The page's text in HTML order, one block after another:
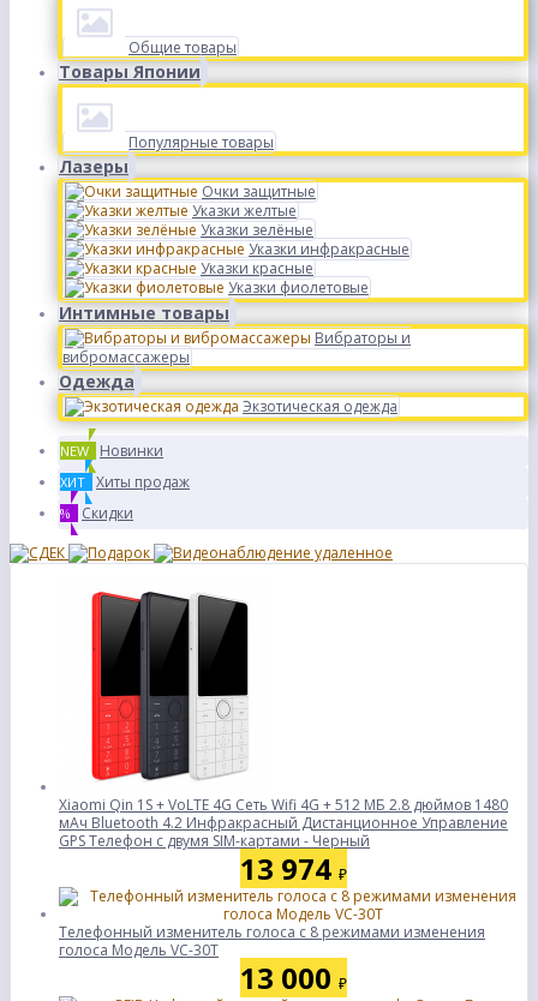
Общие товары
Товары Японии
Популярные товары
Лазеры
Очки защитные
Указки желтые
Указки зелёные
Указки инфракрасные
Указки красные
Указки фиолетовые
Интимные товары
Вибраторы и
вибромассажеры
Одежда
Экзотическая одежда
NEW Новинки
ХИТ Хиты продаж
% Скидки
Xiaomi Qin 1S + VoLTE 4G Сеть Wifi 4G + 512 МБ 2.8 дюймов 1480
мАч Bluetooth 4.2 Инфракрасный Дистанционное Управление
GPS Телефон с двумя SIM-картами - Черный
13 974 ₽
Телефонный изменитель голоса с 8 режимами изменения
голоса Модель VC-30T
13 000 ₽